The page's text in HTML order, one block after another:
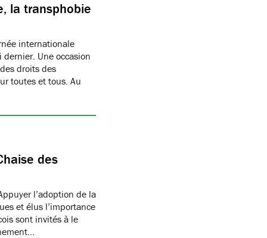
la transphobie
internationale
Une occasion
droits des
toutes et tous. Au
des
l’adoption de la
et élus l’importance
sont invités à le